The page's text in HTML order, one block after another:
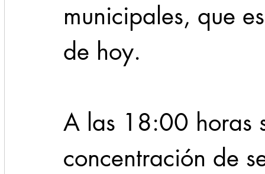
municipales, que
de hoy.
A las 18:00 horas
concentración de